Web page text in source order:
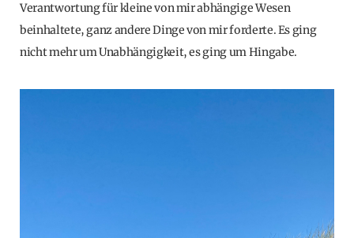
Verantwortung für kleine von mir abhängige Wesen
beinhaltete, ganz andere Dinge von mir forderte. Es ging
nicht mehr um Unabhängigkeit, es ging um Hingabe.